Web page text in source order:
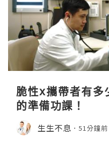
脆性x攜帶者有多
的準備功課！
生生不息 51分鐘前